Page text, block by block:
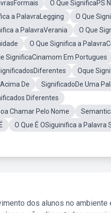
O Que SignificaPS
a PalavraLegging
O Que
a PalavraVerania
O Que
O Que Significa a
SignificaCinamom Em Portugues
Oque
De
SignificadoDe Uma
Diferentes
Chamar Pelo Nome
O Que É OSiguinifica a Palavra
dos alunos no ambiente